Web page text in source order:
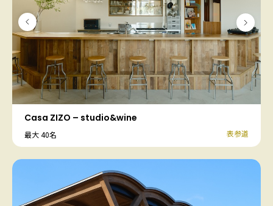
Casa ZIZO – studio&wine
最大 40名 表参道